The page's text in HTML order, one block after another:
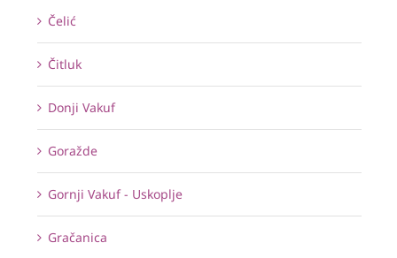
Čelić
Čitluk
Donji Vakuf
Goražde
Gornji Vakuf - Uskoplje
Gračanica